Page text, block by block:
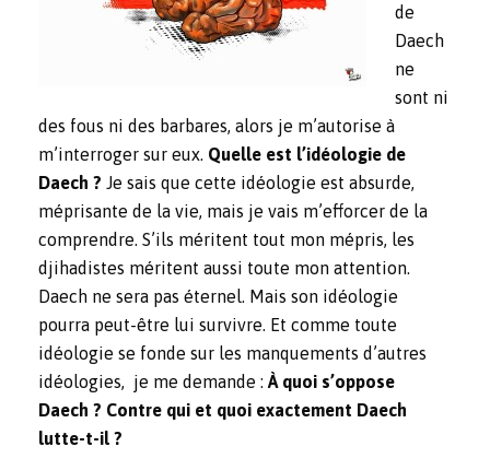
de
Daech
ne
sont ni
des fous ni des barbares, alors je m’autorise à
m’interroger sur eux. Quelle est l’idéologie de
Daech ? Je sais que cette idéologie est absurde,
méprisante de la vie, mais je vais m’efforcer de la
comprendre. S’ils méritent tout mon mépris, les
djihadistes méritent aussi toute mon attention.
Daech ne sera pas éternel. Mais son idéologie
pourra peut-être lui survivre. Et comme toute
idéologie se fonde sur les manquements d’autres
idéologies, je me demande : À quoi s’oppose
Daech ? Contre qui et quoi exactement Daech
lutte-t-il ?